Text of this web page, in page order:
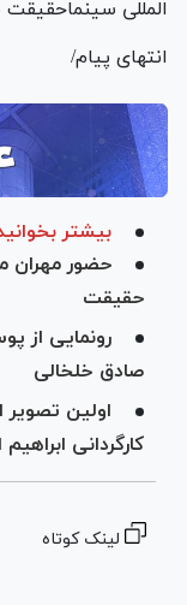
المللی
انتهای پیام/
بیشتر
حضور مهران
حقیقت
رونمایی از
صادق خلخالی
اولین تصویر
کارگردانی
لینک کوتاه